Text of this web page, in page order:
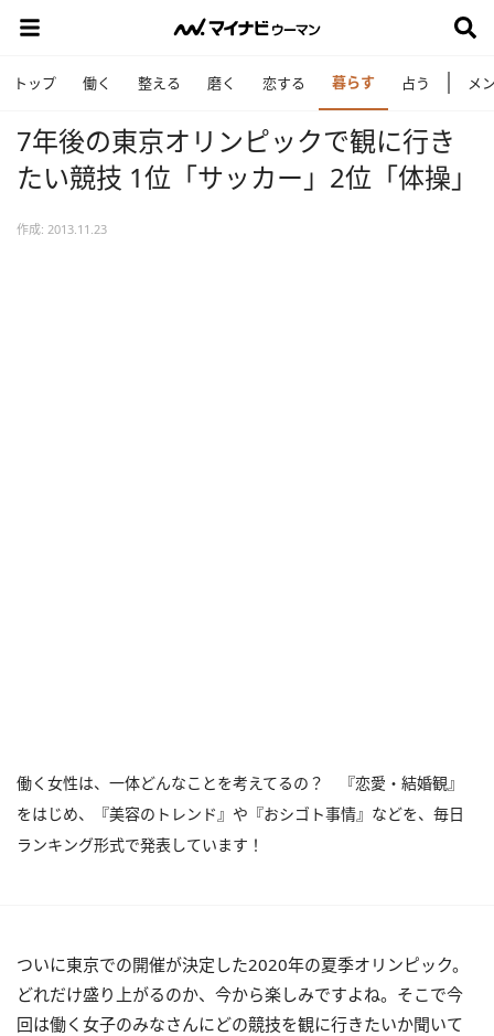
トップ 働く 整える 磨く 恋する 暮らす 占う メ
7年後の東京オリンピックで観に行き
たい競技 1位「サッカー」2位「体操」
作成: 2013.11.23
働く女性は、一体どんなことを考えてるの？ 『恋愛・結婚観』
をはじめ、『美容のトレンド』や『おシゴト事情』などを、毎日
ランキング形式で発表しています！
ついに東京での開催が決定した2020年の夏季オリンピック。
どれだけ盛り上がるのか、今から楽しみですよね。そこで今
回は働く女子のみなさんにどの競技を観に行きたいか聞いて